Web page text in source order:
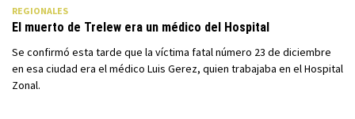
REGIONALES
El muerto de Trelew era un médico del Hospital
Se confirmó esta tarde que la víctima fatal número 23 de diciembre
en esa ciudad era el médico Luis Gerez, quien trabajaba en el Hospital
Zonal.